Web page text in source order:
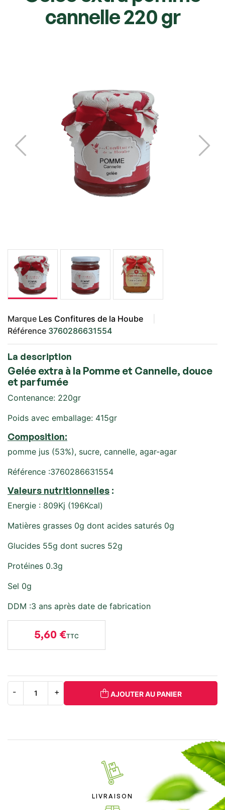
cannelle 220 gr
Marque Les Confitures de la Hoube
Référence 3760286631554
La description
Gelée extra à la Pomme et Cannelle, douce
et parfumée
Contenance: 220gr
Poids avec emballage: 415gr
Composition:
pomme jus (53%), sucre, cannelle, agar-agar
Référence :3760286631554
Valeurs nutritionnelles :
Energie : 809Kj (196Kcal)
Matières grasses 0g dont acides saturés 0g
Glucides 55g dont sucres 52g
Protéines 0.3g
Sel 0g
DDM :3 ans après date de fabrication
5,60 €TTC
AJOUTER AU PANIER
LIVRAISON